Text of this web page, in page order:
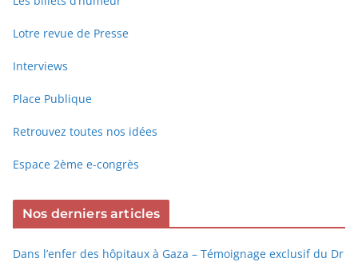
Lotre revue de Presse
Interviews
Place Publique
Retrouvez toutes nos idées
Espace 2ème e-congrès
Nos derniers articles
Dans l’enfer des hôpitaux à Gaza – Témoignage exclusif du Dr